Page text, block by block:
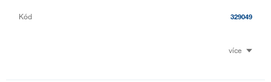
Kód 329049
více